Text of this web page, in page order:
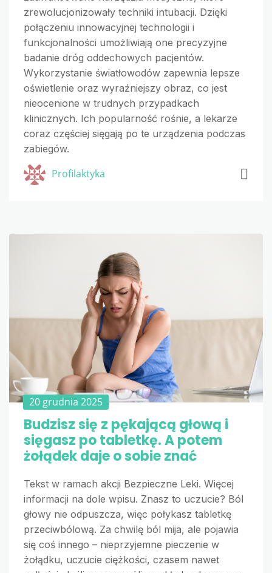
zrewolucjonizowały techniki intubacji. Dzięki
połączeniu innowacyjnej technologii i
funkcjonalności umożliwiają one precyzyjne
badanie dróg oddechowych pacjentów.
Wykorzystanie światłowodów zapewnia lepsze
oświetlenie oraz wyraźniejszy obraz, co jest
nieocenione w trudnych przypadkach
klinicznych. Ich popularność rośnie, a lekarze
coraz częściej sięgają po te urządzenia podczas
zabiegów.
Profilaktyka
20 grudnia 2025
Budzisz się z pękającą głową i
sięgasz po tabletkę. A potem
żołądek daje o sobie znać
Tekst w ramach akcji Bezpieczne Leki. Więcej
informacji na dole wpisu. Znasz to uczucie? Ból
głowy nie odpuszcza, więc połykasz tabletkę
przeciwbólową. Za chwilę ból mija, ale pojawia
się coś innego – nieprzyjemne pieczenie w
żołądku, uczucie ciężkości, czasem nawet